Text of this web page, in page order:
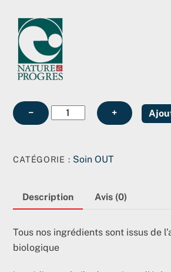
−
quantité
de
sérum
(15ml)
+
CATÉGORIE : Soin OUT
Description Avis (0)
Tous nos ingrédients sont issus de
biologique